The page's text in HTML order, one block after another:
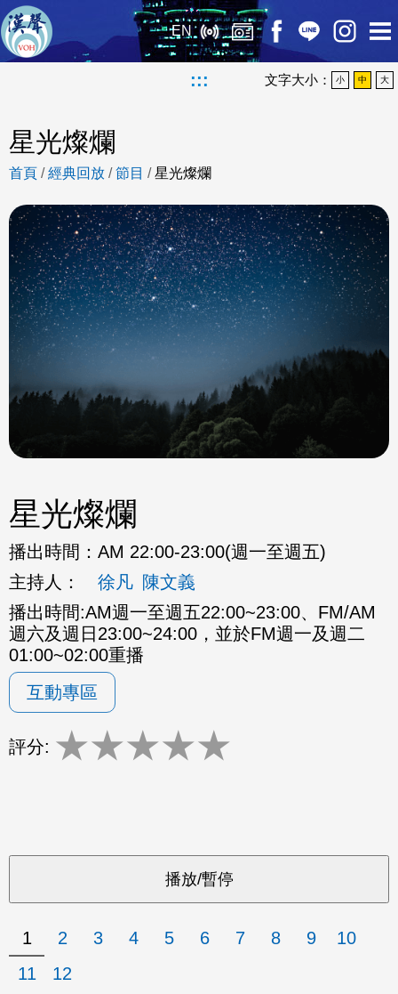
EN
::: 文字大小： 小 中 大
星光燦爛
首頁 /經典回放 /節目 /星光燦爛
星光燦爛
播出時間： AM 22:00-23:00(週一至週五)
主持人：
徐凡 陳文義
播出時間:AM週一至週五22:00~23:00、FM/AM
週六及週日23:00~24:00，並於FM週一及週二
01:00~02:00重播
互動專區
評分: ★★★★★
1 2 3 4 5 6 7 8 9
10
11
12